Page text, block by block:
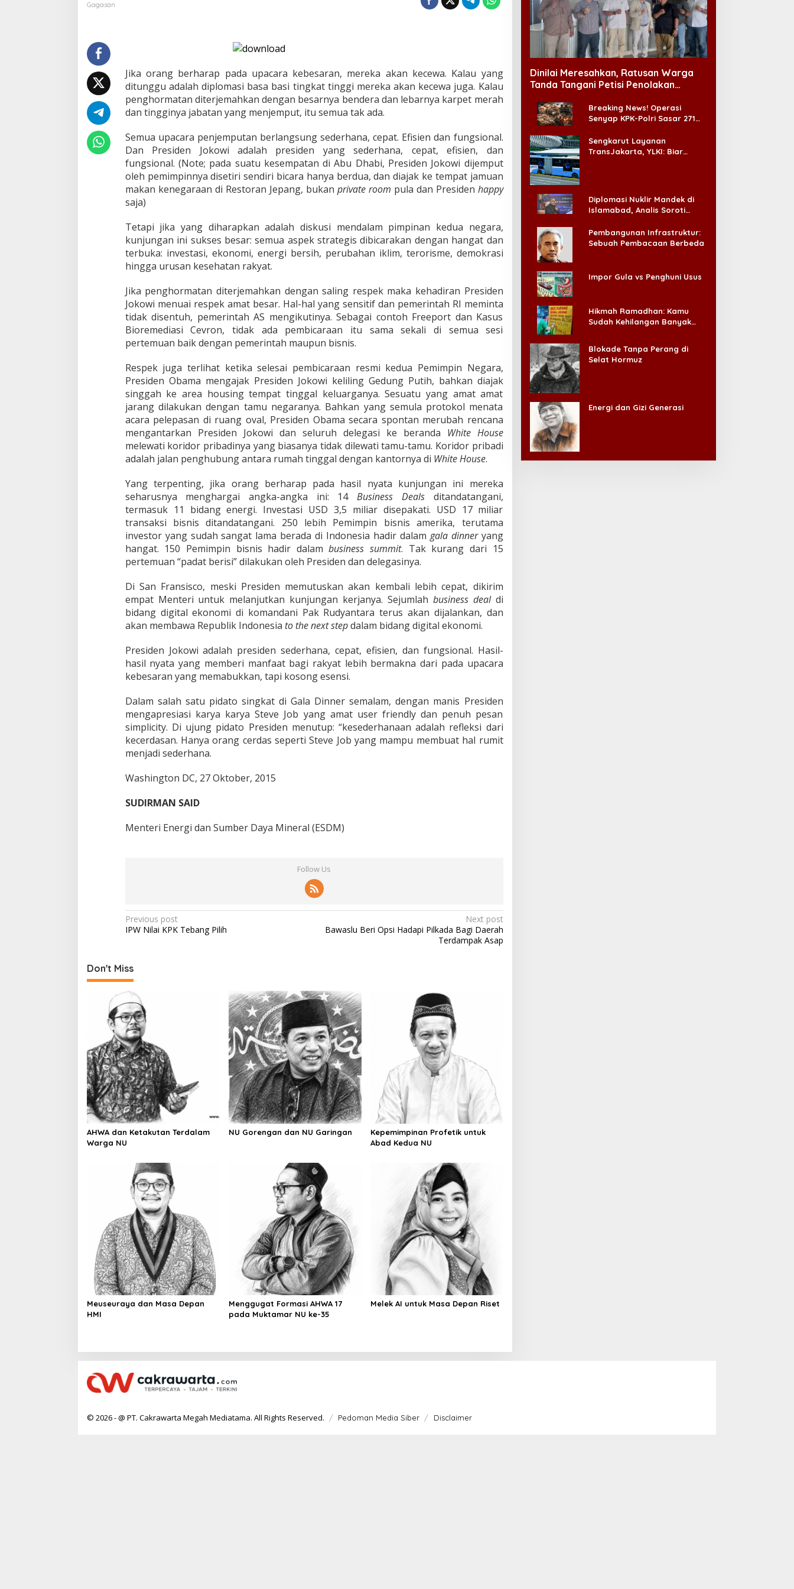
e
n
y
e
a
i
K
u
j
g
a
P
r
s
i
e
n
K
A
S
Gagasan
Jika orang berharap pada upacara kebesaran, mereka akan kecewa. Kalau yang
ditunggu adalah diplomasi basa basi tingkat tinggi mereka akan kecewa juga. Kalau
penghormatan diterjemahkan dengan besarnya bendera dan lebarnya karpet merah
dan tingginya jabatan yang menjemput, itu semua tak ada.
Semua upacara penjemputan berlangsung sederhana, cepat. Efisien dan fungsional.
Dan Presiden Jokowi adalah presiden yang sederhana, cepat, efisien, dan
fungsional. (Note; pada suatu kesempatan di Abu Dhabi, Presiden Jokowi dijemput
oleh pemimpinnya disetiri sendiri bicara hanya berdua, dan diajak ke tempat jamuan
makan kenegaraan di Restoran Jepang, bukan private room pula dan Presiden happy
saja)
Tetapi jika yang diharapkan adalah diskusi mendalam pimpinan kedua negara,
kunjungan ini sukses besar: semua aspek strategis dibicarakan dengan hangat dan
terbuka: investasi, ekonomi, energi bersih, perubahan iklim, terorisme, demokrasi
hingga urusan kesehatan rakyat.
Jika penghormatan diterjemahkan dengan saling respek maka kehadiran Presiden
Jokowi menuai respek amat besar. Hal-hal yang sensitif dan pemerintah RI meminta
tidak disentuh, pemerintah AS mengikutinya. Sebagai contoh Freeport dan Kasus
Bioremediasi Cevron, tidak ada pembicaraan itu sama sekali di semua sesi
pertemuan baik dengan pemerintah maupun bisnis.
Respek juga terlihat ketika selesai pembicaraan resmi kedua Pemimpin Negara,
Presiden Obama mengajak Presiden Jokowi keliling Gedung Putih, bahkan diajak
singgah ke area housing tempat tinggal keluarganya. Sesuatu yang amat amat
jarang dilakukan dengan tamu negaranya. Bahkan yang semula protokol menata
acara pelepasan di ruang oval, Presiden Obama secara spontan merubah rencana
mengantarkan Presiden Jokowi dan seluruh delegasi ke beranda White House
melewati koridor pribadinya yang biasanya tidak dilewati tamu-tamu. Koridor pribadi
adalah jalan penghubung antara rumah tinggal dengan kantornya di WhiteHouse.
Yang terpenting, jika orang berharap pada hasil nyata kunjungan ini mereka
seharusnya menghargai angka-angka ini: 14Business Dealsditandatangani,
termasuk 11 bidang energi. Investasi USD 3,5 miliar disepakati. USD 17 miliar
transaksi bisnis ditandatangani. 250 lebih Pemimpin bisnis amerika, terutama
investor yang sudah sangat lama berada di Indonesia hadir dalam gala dinneryang
hangat. 150 Pemimpin bisnis hadir dalambusiness summit. Tak kurang dari 15
pertemuan “padat berisi” dilakukan oleh Presiden dan delegasinya.
Di San Fransisco, meski Presiden memutuskan akan kembali lebih cepat, dikirim
empat Menteri untuk melanjutkan kunjungan kerjanya. Sejumlah business dealdi
bidang digital ekonomi di komandani Pak Rudyantara terus akan dijalankan, dan
akan membawa Republik Indonesia to thenextstepdalam bidang digital ekonomi.
Presiden Jokowi adalah presiden sederhana, cepat, efisien, dan fungsional. Hasil-
hasil nyata yang memberi manfaat bagi rakyat lebih bermakna dari pada upacara
kebesaran yang memabukkan, tapi kosong esensi.
Dalam salah satu pidato singkat di Gala Dinner semalam, dengan manis Presiden
mengapresiasi karya karya Steve Job yang amat user friendly dan penuh pesan
simplicity. Di ujung pidato Presiden menutup: “kesederhanaan adalah refleksi dari
kecerdasan. Hanya orang cerdas seperti Steve Job yang mampu membuat hal rumit
menjadi sederhana.
Washington DC, 27 Oktober, 2015
SUDIRMAN SAID
Menteri Energi dan Sumber Daya Mineral (ESDM)
Follow Us
P
o
t
n
a
v
i
g
a
t
i
o
n
Previous post
IPW Nilai KPK Tebang Pilih
Next post
Bawaslu Beri Opsi Hadapi Pilkada Bagi Daerah
Terdampak Asap
Don't Miss
AHWA dan Ketakutan Terdalam
Warga NU
NU Gorengan dan NU Garingan
Kepemimpinan Profetik untuk
Abad Kedua NU
Meuseuraya dan Masa Depan
HMI
Menggugat Formasi AHWA 17
pada Muktamar NU ke-35
Melek AI untuk Masa Depan Riset
Dinilai Meresahkan, Ratusan Warga
Tanda Tangani Petisi Penolakan
Breaking News! Operasi
Senyap KPK-Polri Sasar 271
Ada ‘Badai Pemeriksaan’
Sengkarut Layanan
TransJakarta, YLKI: Biar
Diplomasi Nuklir Mandek di
Islamabad, Analis Soroti
Pembangunan Infrastruktur:
Sebuah Pembacaan Berbeda
Impor Gula vs Penghuni Usus
Hikmah Ramadhan: Kamu
Sudah Kehilangan Banyak
Blokade Tanpa Perang di
Selat Hormuz
Energi dan Gizi Generasi
© 2026 - @ PT. Cakrawarta Megah Mediatama. All Rights Reserved. Pedoman Media Siber Disclaimer